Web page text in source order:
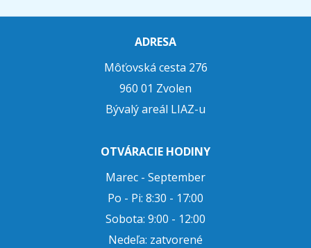
ADRESA
Môťovská cesta 276
960 01 Zvolen
Bývalý areál LIAZ-u
OTVÁRACIE HODINY
Marec - September
Po - Pi: 8:30 - 17:00
Sobota: 9:00 - 12:00
Nedeľa: zatvorené